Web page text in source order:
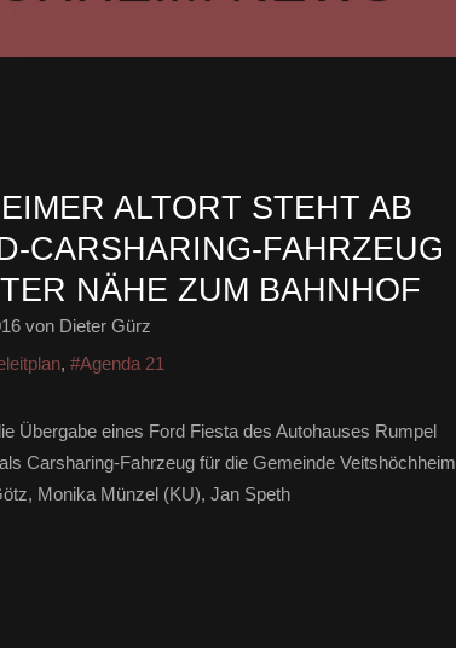
ALTORT STEHT AB
CARSHARING-FAHRZEUG
NÄHE ZUM BAHNHOF
von Dieter Gürz
, #Agenda 21
Übergabe eines Ford Fiesta des Autohauses Rumpel
Carsharing-Fahrzeug für die Gemeinde Veitshöchheim
Monika Münzel (KU), Jan Speth